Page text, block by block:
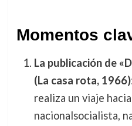
Momentos
La publicación de
(La casa rota, 1966)
realiza un viaje
nacionalsocialista,